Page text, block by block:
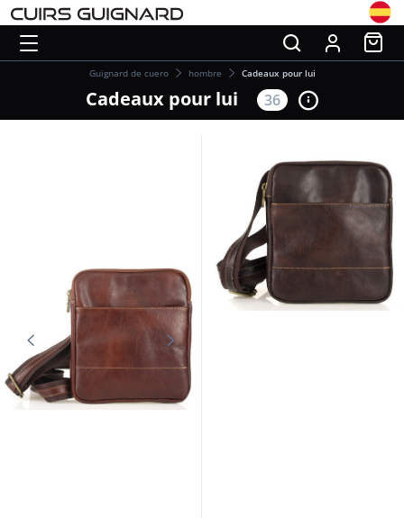
Guignard de cuero hombre Cadeaux pour lui
Cadeaux pour lui 36